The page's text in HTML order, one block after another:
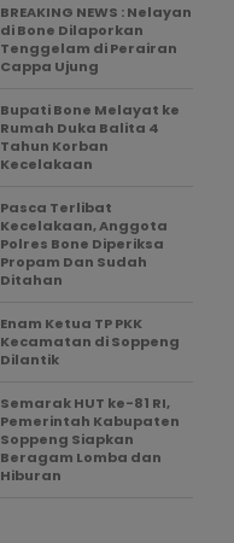
BREAKING NEWS : Nelayan
di Bone Dilaporkan
Tenggelam di Perairan
Cappa Ujung
Bupati Bone Melayat ke
Rumah Duka Balita 4
Tahun Korban
Kecelakaan
Pasca Terlibat
Kecelakaan, Anggota
Polres Bone Diperiksa
Propam Dan Sudah
Ditahan
Enam Ketua TP PKK
Kecamatan di Soppeng
Dilantik
Semarak HUT ke-81 RI,
Pemerintah Kabupaten
Soppeng Siapkan
Beragam Lomba dan
Hiburan